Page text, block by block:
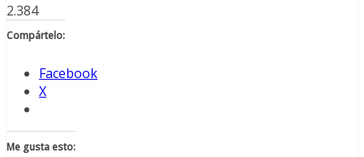
2.384
Compártelo:
Facebook
X
Me gusta esto: